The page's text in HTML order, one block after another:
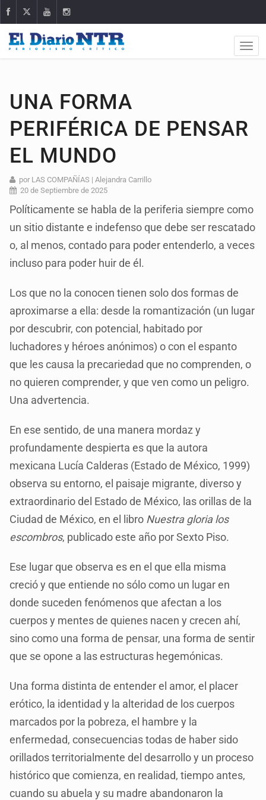
UNA FORMA
PERIFÉRICA DE PENSAR
EL MUNDO
por LAS COMPAÑÍAS | Alejandra Carrillo
20 de Septiembre de 2025
Políticamente se habla de la periferia siempre como
un sitio distante e indefenso que debe ser rescatado
o, al menos, contado para poder entenderlo, a veces
incluso para poder huir de él.
Los que no la conocen tienen solo dos formas de
aproximarse a ella: desde la romantización (un lugar
por descubrir, con potencial, habitado por
luchadores y héroes anónimos) o con el espanto
que les causa la precariedad que no comprenden, o
no quieren comprender, y que ven como un peligro.
Una advertencia.
En ese sentido, de una manera mordaz y
profundamente despierta es que la autora
mexicana Lucía Calderas (Estado de México, 1999)
observa su entorno, el paisaje migrante, diverso y
extraordinario del Estado de México, las orillas de la
Ciudad de México, en el libro Nuestra gloria los
escombros, publicado este año por Sexto Piso.
Ese lugar que observa es en el que ella misma
creció y que entiende no sólo como un lugar en
donde suceden fenómenos que afectan a los
cuerpos y mentes de quienes nacen y crecen ahí,
sino como una forma de pensar, una forma de sentir
que se opone a las estructuras hegemónicas.
Una forma distinta de entender el amor, el placer
erótico, la identidad y la alteridad de los cuerpos
marcados por la pobreza, el hambre y la
enfermedad, consecuencias todas de haber sido
orillados territorialmente del desarrollo y un proceso
histórico que comienza, en realidad, tiempo antes,
cuando su abuela y su madre abandonaron la